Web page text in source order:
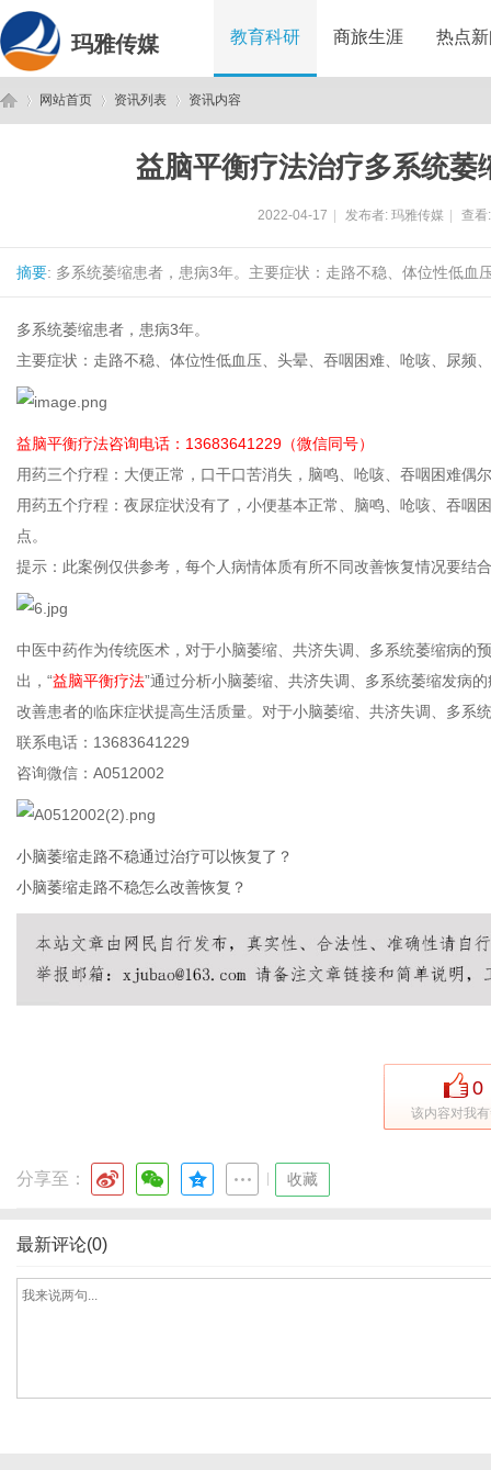
玛雅传媒 教育科研 商旅生涯 热点
网站首页 资讯列表 资讯内容
益脑平衡疗法治疗多系统萎
2022-04-17 发布者: 玛雅传媒 查
摘要: 多系统萎缩患者，患病3年。主要症状：走路不稳、体位性低
多系统萎缩患者，患病3年。
主要症状：走路不稳、体位性低血压、头晕、吞咽困难、呛咳、尿频
益脑平衡疗法咨询电话：13683641229（微信同号）
用药三个疗程：大便正常，口干口苦消失，脑鸣、呛咳、吞咽困难偶
用药五个疗程：夜尿症状没有了，小便基本正常、脑鸣、呛咳、吞咽
点。
提示：此案例仅供参考，每个人病情体质有所不同改善恢复情况要结
中医中药作为传统医术，对于小脑萎缩、共济失调、多系统萎缩病的
出，“益脑平衡疗法”通过分析小脑萎缩、共济失调、多系统萎缩发病
改善患者的临床症状提高生活质量。对于小脑萎缩、共济失调、多系
联系电话：13683641229
咨询微信：A0512002
小脑萎缩走路不稳通过治疗可以恢复了？
小脑萎缩走路不稳怎么改善恢复？
0
该内容对我
分享至： 收藏
最新评论(0)